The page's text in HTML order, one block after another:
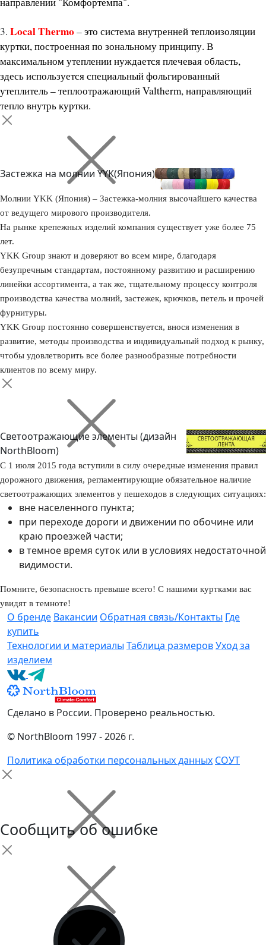
3. Local Thermo–это система внутренней теплоизоляции
куртки, построенная по зональному принципу. В
максимальном утеплении нуждается плечевая область,
здесь используется специальный фольгированный
утеплитель – теплоотражающий Valtherm, направляющий
тепло внутрь куртки.
Застежка на молнии YYK(Япония)
Молнии YKK (Япония) – Застежка-молния высочайшего качества
от ведущего мирового производителя.
На рынке крепежных изделий компания существует уже более 75
лет.
YKK Group знают и доверяют во всем мире, благодаря
безупречным стандартам, постоянному развитию и расширению
линейки ассортимента, а так же, тщательному процессу контроля
производства качества молний, застежек, крючков, петель и прочей
фурнитуры.
YKK Group постоянно совершенствуется, внося изменения в
развитие, методы производства и индивидуальный подход к рынку,
чтобы удовлетворить все более разнообразные потребности
клиентов по всему миру.
Светоотражающие элементы (дизайн
NorthBloom)
С 1 июля 2015 года вступили в силу очередные изменения правил
дорожного движения, регламентирующие обязательное наличие
светоотражающих элементов у пешеходов в следующих ситуациях:
вне населенного пункта;
при переходе дороги и движении по обочине или
краю проезжей части;
в темное время суток или в условиях недостаточной
видимости.
Помните, безопасность превыше всего! С нашими куртками вас
увидят в темноте!
О бренде Вакансии Обратная связь/Контакты Где
купить
Технологии и материалы Таблица размеровУход за
изделием
Сделано в России. Проверено реальностью.
© NorthBloom 1997 - 2026 г.
Политика обработки персональных данных СОУТ
Сообщить об ошибке